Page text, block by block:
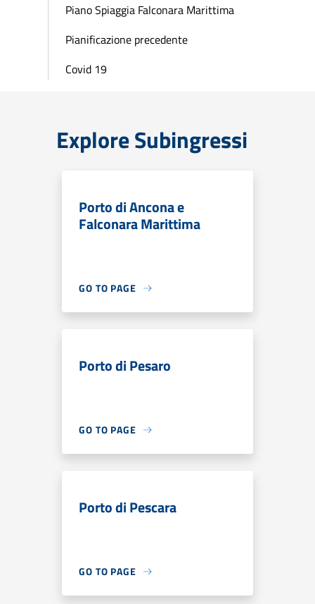
Piano Spiaggia Falconara Marittima
Pianificazione precedente
Covid 19
Explore Subingressi
Porto di Ancona e
Falconara Marittima
GO TO PAGE
Porto di Pesaro
GO TO PAGE
Porto di Pescara
GO TO PAGE